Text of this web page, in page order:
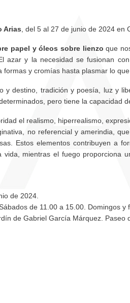
Arias, del 5 al 27 de junio de 2024 en
papel y óleos sobre lienzo que
azar y la necesidad se fusionan
y cromías hasta plasmar lo
y destino, tradición y poesía, luz y
pero tiene la capacidad
el realismo, hiperrealismo,
no referencial y amerindia,
Estos elementos contribuyen a
mientras el fuego proporciona
de 2024.
de 11.00 a 15.00. Domingos y
de Gabriel García Márquez. Paseo